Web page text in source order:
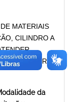
MATERIAIS
CILINDRO A
MATERIAIS
da